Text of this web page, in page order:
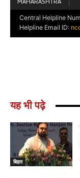
यह भी पढ़े
बिहार